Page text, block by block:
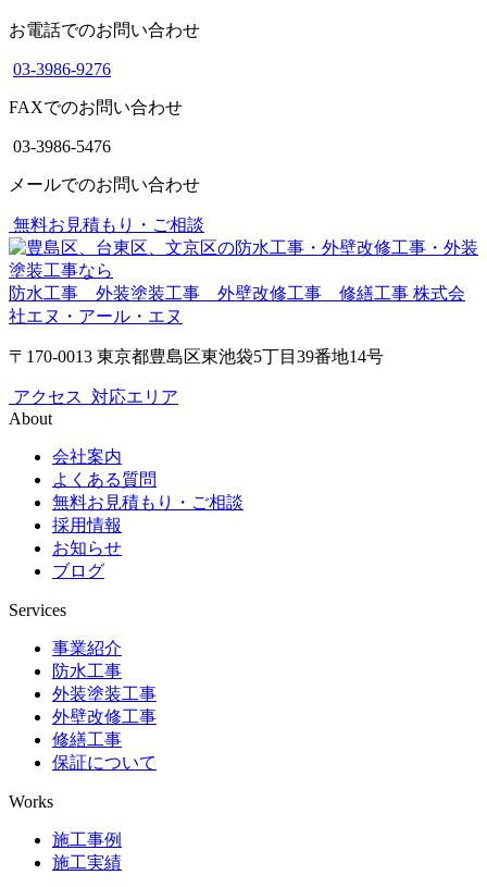
お電話でのお問い合わせ
03-3986-9276
FAXでのお問い合わせ
03-3986-5476
メールでのお問い合わせ
無料お見積もり・ご相談
防水工事 外装塗装工事 外壁改修工事 修繕工事 株式会
社エヌ・アール・エヌ
〒170-0013 東京都豊島区東池袋5丁目39番地14号
アクセス 対応エリア
About
会社案内
よくある質問
無料お見積もり・ご相談
採用情報
お知らせ
ブログ
Services
事業紹介
防水工事
外装塗装工事
外壁改修工事
修繕工事
保証について
Works
施工事例
施工実績